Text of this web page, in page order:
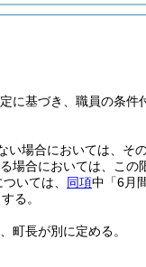
に基づき、職員の条件
場合においては、そ
場合においては、この
いては、 同項中「6月
る。
町長が別に定める。